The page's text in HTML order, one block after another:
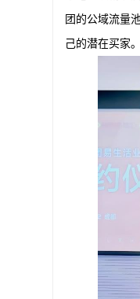
团的公域流量
己的潜在买家。